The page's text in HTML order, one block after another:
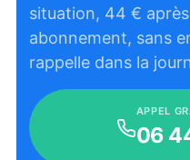
situation, 44 €
abonnement, sans
rappelle dans la
APPEL
06